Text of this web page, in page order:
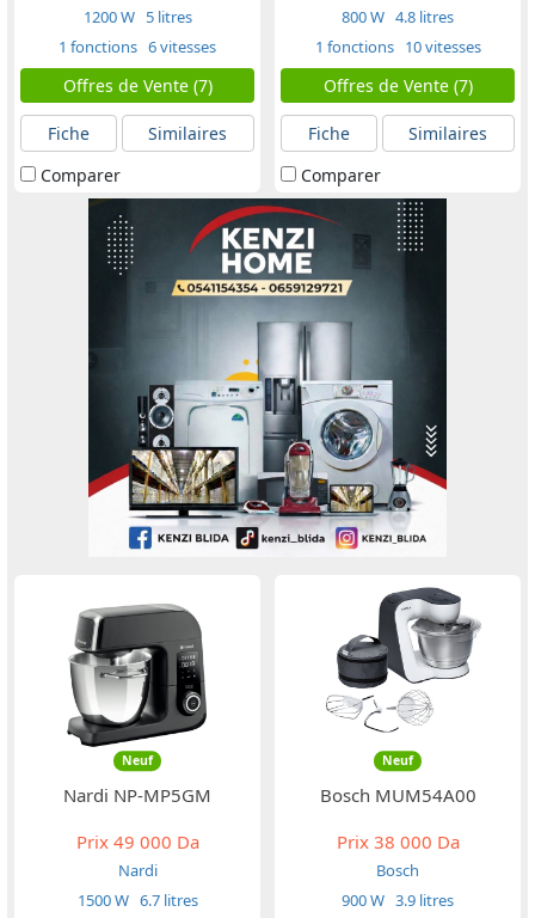
1200 W 5 litres
1 fonctions 6 vitesses
Offres de Vente (7)
Fiche
Similaires
Comparer
800 W 4.8 litres
1 fonctions 10 vitesses
Offres de Vente (7)
Fiche
Similaires
Comparer
Neuf
Nardi NP-MP5GM
Prix49 000 Da
Nardi
1500 W 6.7 litres
Neuf
Bosch MUM54A00
Prix38 000 Da
Bosch
900 W 3.9 litres